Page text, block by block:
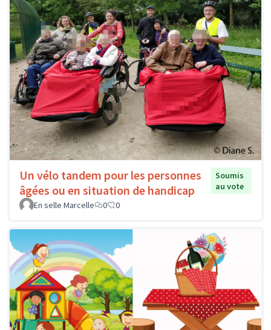
Un vélo tandem pour les personnes
âgées ou en situation de handicap
Soumis
au vote
En selle Marcelle
0 0